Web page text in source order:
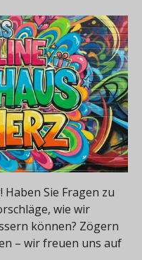
Sie Fragen zu
wie wir
können? Zögern
– wir freuen uns auf